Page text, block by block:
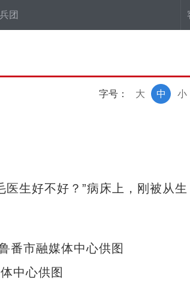
团
字号： 小
中
大
生好不好？”病床上，刚被从生
中心供图